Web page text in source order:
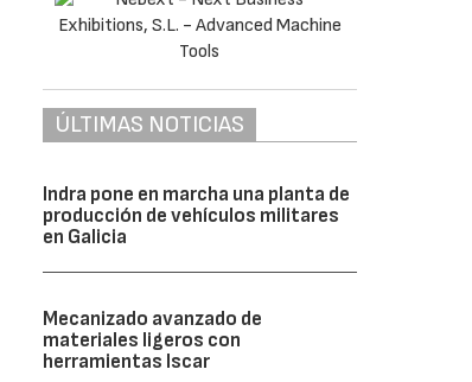
ÚLTIMAS NOTICIAS
Indra pone en marcha una planta de
producción de vehículos militares
en Galicia
Mecanizado avanzado de
materiales ligeros con
herramientas Iscar